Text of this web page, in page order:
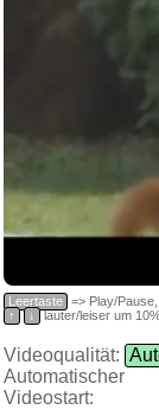
Leertaste => Play/Pause,
↑
↓ lauter/leiser um
Videoqualität:
Automatischer
Videostart: